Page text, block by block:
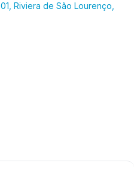
Riviera de São Lourenço,